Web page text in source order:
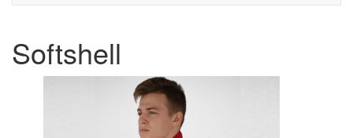
Softshell